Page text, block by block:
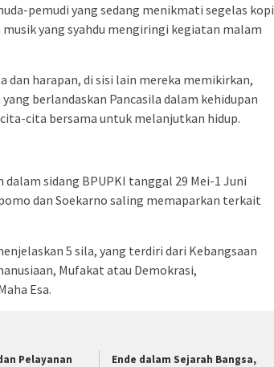
pemudi yang sedang menikmati segelas kopi
yang syahdu mengiringi kegiatan malam
harapan, di sisi lain mereka memikirkan,
berlandaskan Pancasila dalam kehidupan
cita bersama untuk melanjutkan hidup.
sidang BPUPKI tanggal 29 Mei-1 Juni
dan Soekarno saling memaparkan terkait
5 sila, yang terdiri dari Kebangsaan
Mufakat atau Demokrasi,
Esa.
Pelayanan
Ende dalam Sejarah Bangsa,